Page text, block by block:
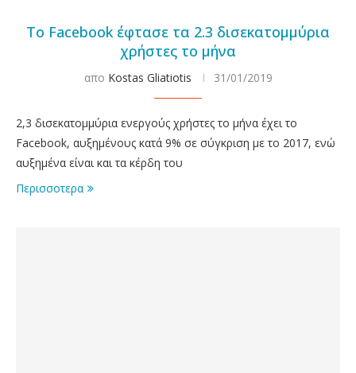
Το Facebook έφτασε τα 2.3 δισεκατομμύρια
χρήστες το μήνα
απο Kostas Gliatiotis 31/01/2019
2,3 δισεκατομμύρια ενεργούς χρήστες το μήνα έχει το
Facebook, αυξημένους κατά 9% σε σύγκριση με το 2017, ενώ
αυξημένα είναι και τα κέρδη του
Περισσοτερα